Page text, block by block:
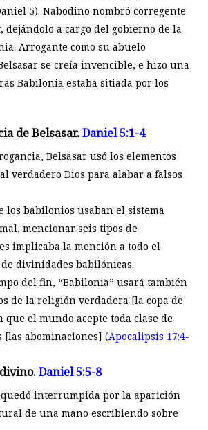
5). Nabodino nombró corregente
dejándolo a cargo del gobierno de la
Arrogante como su abuelo
se creía invencible, e hizo una
Babilonia estaba sitiada por los
de Belsasar.Daniel 5:1-4
Belsasar usó los elementos
verdadero Dios para alabar a falsos
los babilonios usaban el sistema
mencionar seis tipos de
implicaba la mención a todo el
divinidades babilónicas.
del fin, “Babilonia” usará también
de la religión verdadera [la copa de
que el mundo acepte toda clase de
[las abominaciones] (Apocalipsis 17:4-
Daniel 5:5-8
quedó interrumpida por la aparición
de una mano escribiendo sobre